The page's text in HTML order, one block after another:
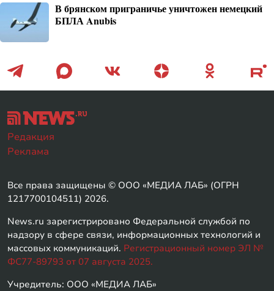
В брянском приграничье уничтожен немецкий
БПЛА Anubis
Редакция
Реклама
Все права защищены © ООО «МЕДИА ЛАБ» (ОГРН
1217700104511) 2026.
News.ru зарегистрировано Федеральной службой по
надзору в сфере связи, информационных технологий и
массовых коммуникаций. Регистрационный номер ЭЛ №
ФС77-89793 от 07 августа 2025.
Учредитель: ООО «МЕДИА ЛАБ»